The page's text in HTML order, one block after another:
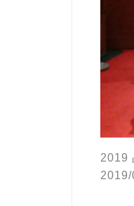
2019